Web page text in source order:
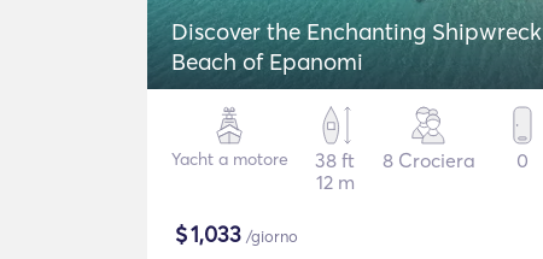
Discover the Enchanting Shipwreck
Beach of Epanomi
Yacht a motore
38 ft
12 m
8 Crociera 0
$1,033 /giorno